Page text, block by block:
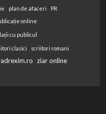
plan de afaceri
PR
online
cu publicul
clasici
scriitori romani
ziar online